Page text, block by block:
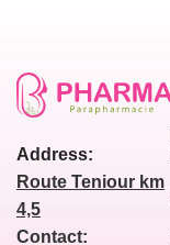
Address:
Route Teniour km
4,5
Contact: